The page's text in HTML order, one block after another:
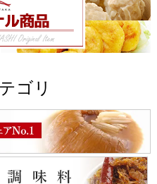
ゴリ